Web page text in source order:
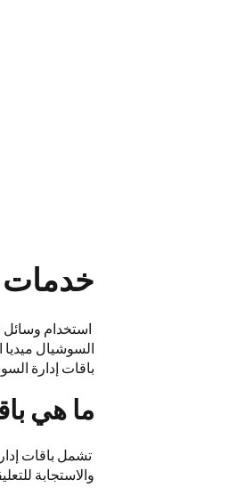
خدمات
استخدام وسائل
السوشيال
باقات إدارة
ما هي
تشمل باقات
والاستجابة